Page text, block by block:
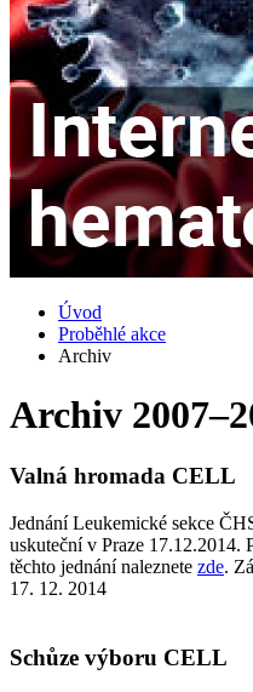
Úvod
Proběhlé akce
Archiv
Archiv
Valná hromada CELL
Jednání Leukemické sekce
uskuteční v Praze 17.12.2014.
těchto jednání naleznete zde.
17. 12. 2014
Schůze výboru CELL